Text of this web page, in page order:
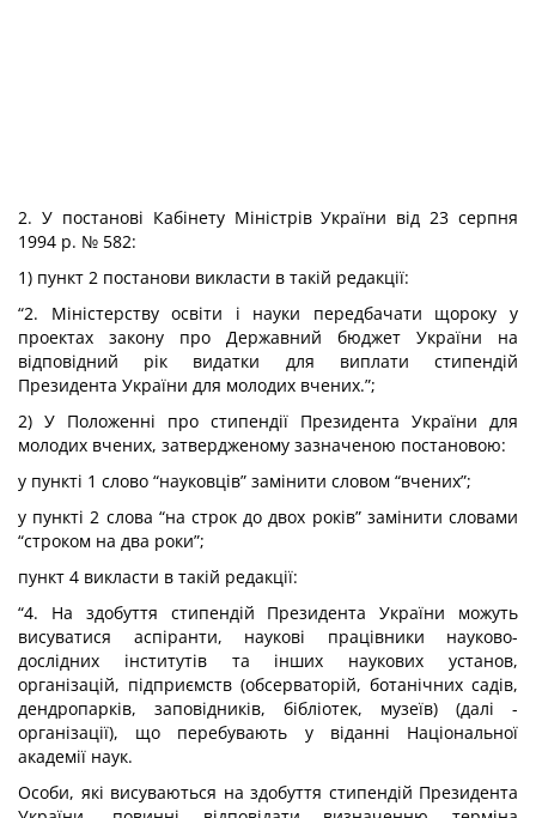
2. У постанові Кабінету Міністрів України від 23 серпня
1994 р. № 582:
1) пункт 2 постанови викласти в такій редакції:
“2. Міністерству освіти і науки передбачати щороку у
проектах закону про Державний бюджет України на
відповідний рік видатки для виплати стипендій
Президента України для молодих вчених.”;
2) У Положенні про стипендії Президента України для
молодих вчених, затвердженому зазначеною постановою:
у пункті 1 слово “науковців” замінити словом “вчених”;
у пункті 2 слова “на строк до двох років” замінити словами
“строком на два роки”;
пункт 4 викласти в такій редакції:
“4. На здобуття стипендій Президента України можуть
висуватися аспіранти, наукові працівники науково-
дослідних інститутів та інших наукових установ,
організацій, підприємств (обсерваторій, ботанічних садів,
дендропарків, заповідників, бібліотек, музеїв) (далі -
організації), що перебувають у віданні Національної
академії наук.
Особи, які висуваються на здобуття стипендій Президента